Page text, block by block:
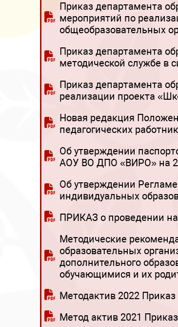
Приказ департамента
мероприятий по
общеобразовательных
Приказ департамента
методической службе в
Приказ департамента
реализации проекта
Новая редакция
педагогических
Об утверждении
АОУ ВО ДПО «ВИРО» на
Об утверждении
индивидуальных
ПРИКАЗ о проведении
Методические
образовательных
дополнительного
обучающимися и их
Методактив 2022 Приказ
Метод актив 2021